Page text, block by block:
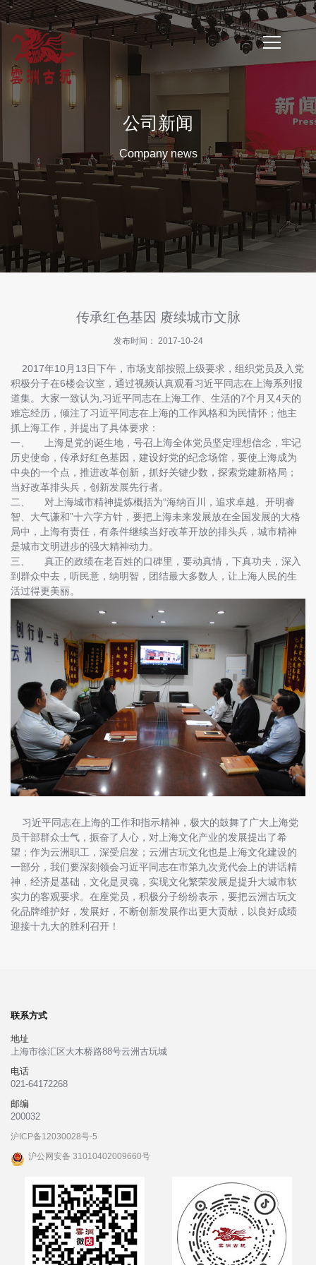
简
新
闻
招
商
指
南
投
诉
与
建
议
关
于
我
们
公司新闻
Company news
传承红色基因 赓续城市文脉
发布时间： 2017-10-24
2017年10月13日下午，市场支部按照上级要求，组织党员及入党
积极分子在6楼会议室，通过视频认真观看习近平同志在上海系列报
道集。大家一致认为,习近平同志在上海工作、生活的7个月又4天的
难忘经历，倾注了习近平同志在上海的工作风格和为民情怀；他主
抓上海工作，并提出了具体要求：
一、 上海是党的诞生地，号召上海全体党员坚定理想信念，牢记
历史使命，传承好红色基因，建设好党的纪念场馆，要使上海成为
中央的一个点，推进改革创新，抓好关键少数，探索党建新格局；
当好改革排头兵，创新发展先行者。
二、 对上海城市精神提炼概括为“海纳百川，追求卓越、开明睿
智、大气谦和”十六字方针，要把上海未来发展放在全国发展的大格
局中，上海有责任，有条件继续当好改革开放的排头兵，城市精神
是城市文明进步的强大精神动力。
三、 真正的政绩在老百姓的口碑里，要动真情，下真功夫，深入
到群众中去，听民意，纳明智，团结最大多数人，让上海人民的生
活过得更美丽。
习近平同志在上海的工作和指示精神，极大的鼓舞了广大上海党
员干部群众士气，振奋了人心，对上海文化产业的发展提出了希
望；作为云洲职工，深受启发；云洲古玩文化也是上海文化建设的
一部分，我们要深刻领会习近平同志在市第九次党代会上的讲话精
神，经济是基础，文化是灵魂，实现文化繁荣发展是提升大城市软
实力的客观要求。在座党员，积极分子纷纷表示，要把云洲古玩文
化品牌维护好，发展好，不断创新发展作出更大贡献，以良好成绩
迎接十九大的胜利召开！
联系方式
地址
上海市徐汇区大木桥路88号云洲古玩城
电话
021-64172268
邮编
200032
沪ICP备12030028号-5
沪公网安备 31010402009660号